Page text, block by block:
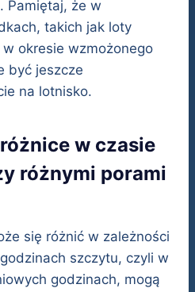
Pamiętaj, że w
takich jak loty
okresie wzmożonego
być jeszcze
na lotnisko.
w czasie
różnymi porami
się różnić w zależności
szczytu, czyli w
godzinach, mogą